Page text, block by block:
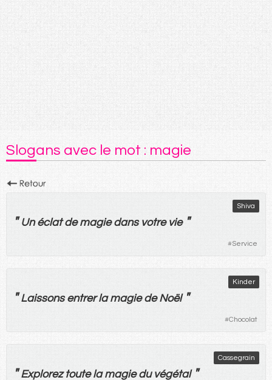
Slogans avec le mot : magie
Shiva
" Un éclat de magie dans votre vie "
#Service
Kinder
" Laissons entrer la magie de Noël "
#Chocolat
Cassegrain
" Explorez toute la magie du végétal "